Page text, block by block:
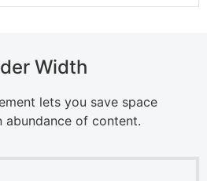
Width
lets you save space
abundance of content.